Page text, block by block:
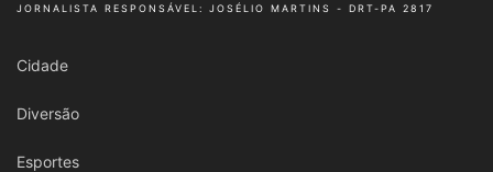
JORNALISTA RESPONSÁVEL: JOSÉLIO MARTINS - DRT-PA 2817
Cidade
Diversão
Esportes